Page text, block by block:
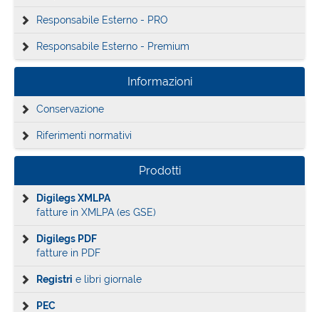
Responsabile Esterno - PRO
Responsabile Esterno - Premium
Informazioni
Conservazione
Riferimenti normativi
Prodotti
Digilegs XMLPA
fatture in XMLPA (es GSE)
Digilegs PDF
fatture in PDF
Registri e libri giornale
PEC